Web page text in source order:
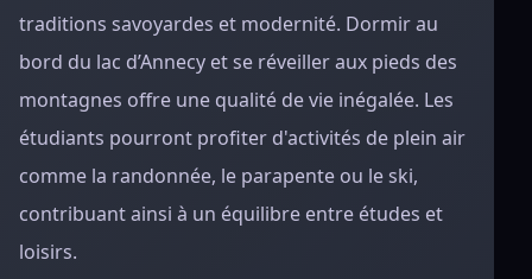
traditions savoyardes et modernité. Dormir au
bord du lac d’Annecy et se réveiller aux pieds des
montagnes offre une qualité de vie inégalée. Les
étudiants pourront profiter d'activités de plein air
comme la randonnée, le parapente ou le ski,
contribuant ainsi à un équilibre entre études et
loisirs.